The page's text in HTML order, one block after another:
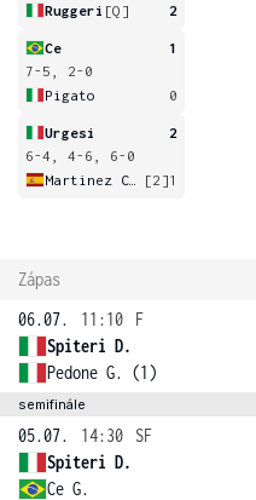
Ruggeri [Q] 2
Ce
1
7-5, 2-0
Pigato
0
Urgesi
2
6-4, 4-6, 6-0
[2]1
Zápas
06.07.
11:10
F
Spiteri D.
Pedone G. (1)
semifinále
05.07. 14:30
SF
Spiteri D.
Ce G.